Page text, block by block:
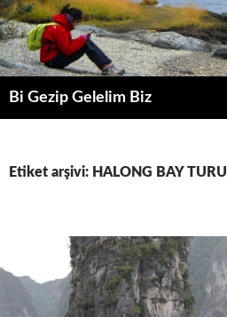
Bi Gezip Gelelim Biz
Etiket arşivi: HALONG BAY TURU